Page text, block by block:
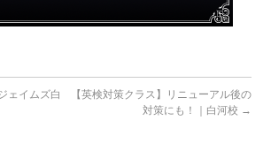
ェイムズ白
【英検対策クラス】リニューアル後の
対策にも！｜白河校 →